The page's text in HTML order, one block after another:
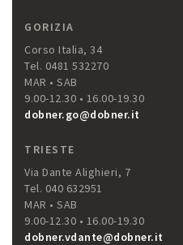
GORIZIA
Corso Italia, 34
Tel. 0481 532270
MAR • SAB
9.00-12.30 • 16.00-19.30
dobner.go@dobner.it
TRIESTE
Via Dante Alighieri, 7
Tel. 040 632951
MAR • SAB
9.00-12.30 • 16.00-19.30
dobner.vdante@dobner.it